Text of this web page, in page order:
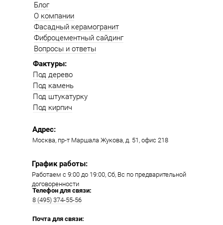
Фактуры:
Под дерево
Под камень
Под штукатурку
Под кирпич
Работаем с 9:00 до 19:00​, Сб, Вс по предварительной
договоренности
Москва, пр-т Маршала Жукова, д. 51, офис 218​​
Блог
О компании
Фасадный керамогранит
Фиброцементный сайдинг
Вопросы и ответы
Адрес:
График работы:
Телефон для связи:
8 (495) 374-55-56​
Почта для связи: